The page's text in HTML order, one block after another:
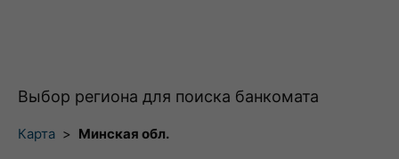
Выбор региона для поиска банкомата
Карта > Минская обл.